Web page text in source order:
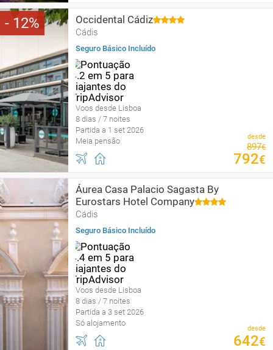
12 Occidental Cádiz
Cádis
Seguro Básico Incluído
Voos desde Lisboa
8 dias / 7 noites
Partida a 1 set 2026
Meia pensão
desde
897€
792€
Áurea Casa Palacio Sagasta By
Eurostars Hotel Company
Cádis
Seguro Básico Incluído
Voos desde Lisboa
8 dias / 7 noites
Partida a 3 set 2026
Só alojamento
desde
642€